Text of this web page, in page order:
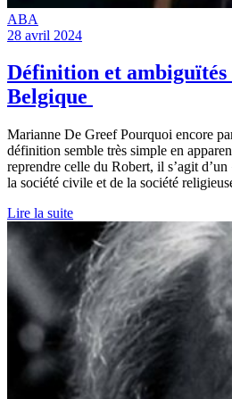
ABA
28 avril 2024
Définition et ambiguïtés
Belgique
Marianne De Greef Pourquoi encore
définition semble très simple en
reprendre celle du Robert, il s’agit
la société civile et de la société
Lire la suite